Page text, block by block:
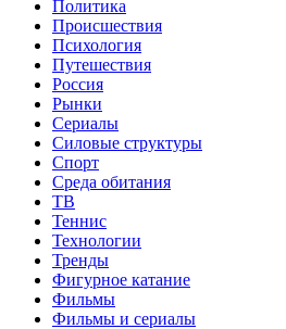
Политика
Происшествия
Психология
Путешествия
Россия
Рынки
Сериалы
Силовые структуры
Спорт
Среда обитания
ТВ
Теннис
Технологии
Тренды
Фигурное катание
Фильмы
Фильмы и сериалы